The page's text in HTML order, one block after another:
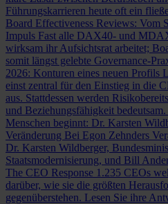
Führungskarrieren heute oft ein
Board Effectiveness Reviews: Vom
Impuls Fast alle DAX40- und
wirksam ihr Aufsichtsrat arbeitet;
somit längst gelebte Governance-
2026: Konturen eines neuen Profils
einst zentral für den Einstieg in die
aus. Stattdessen werden
und Beziehungsfähigkeit bedeutsam.
Menschen beginnt: Dr. Karsten
Veränderung Bei Egon Zehnders
Dr. Karsten Wildberger,
Staatsmodernisierung, und Bill
The CEO Response 1.235 CEOs
darüber, wie sie die größten
gegenüberstehen. Lesen Sie ihre